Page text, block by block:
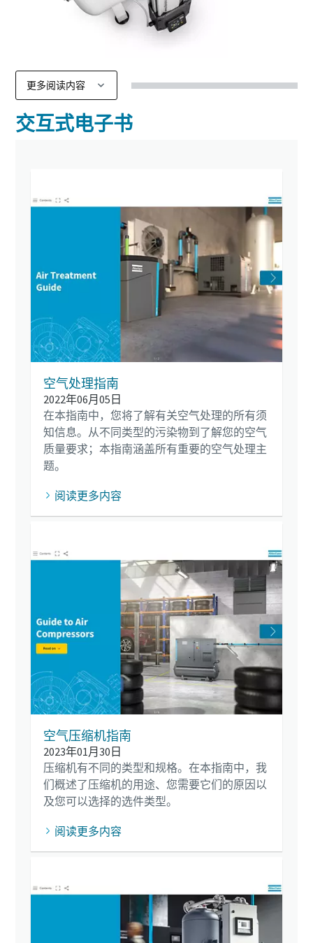
交互式电子书
空气处理指南
2022年06月05日
在本指南中，您将了解有关空气处理的所有须
知信息。从不同类型的污染物到了解您的空气
质量要求；本指南涵盖所有重要的空气处理主
题。
阅读更多内容
空气压缩机指南
2023年01月30日
压缩机有不同的类型和规格。在本指南中，我
们概述了压缩机的用途、您需要它们的原因以
及您可以选择的选件类型。
阅读更多内容